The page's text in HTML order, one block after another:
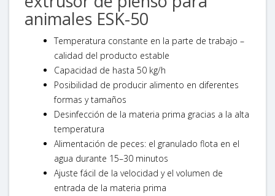
animales ESK-50
Temperatura constante en la parte de trabajo –
calidad del producto estable
Capacidad de hasta 50 kg/h
Posibilidad de producir alimento en diferentes
formas y tamaños
Desinfección de la materia prima gracias a la alta
temperatura
Alimentación de peces: el granulado flota en el
agua durante 15–30 minutos
Ajuste fácil de la velocidad y el volumen de
entrada de la materia prima